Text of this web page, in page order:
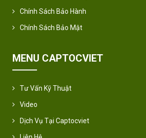
Chính Sách Bảo Hành
Chính Sách Bảo Mật
MENU CAPTOCVIET
Tư Vấn Kỹ Thuật
Video
Dịch Vụ Tại Captocviet